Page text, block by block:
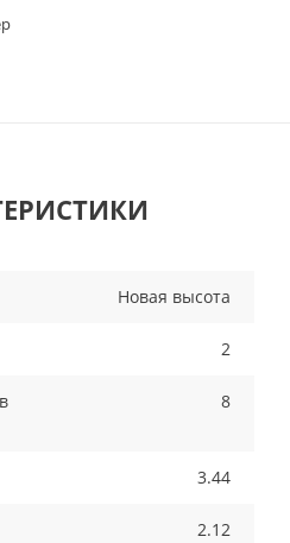
Новая высота
2
8
3.44
2.12